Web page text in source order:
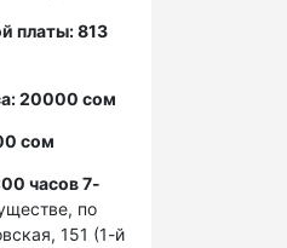
платы: 813
20000 сом
сом
часов 7-
по
151 (1-й